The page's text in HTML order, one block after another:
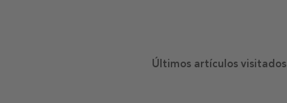
Últimos artículos visitados